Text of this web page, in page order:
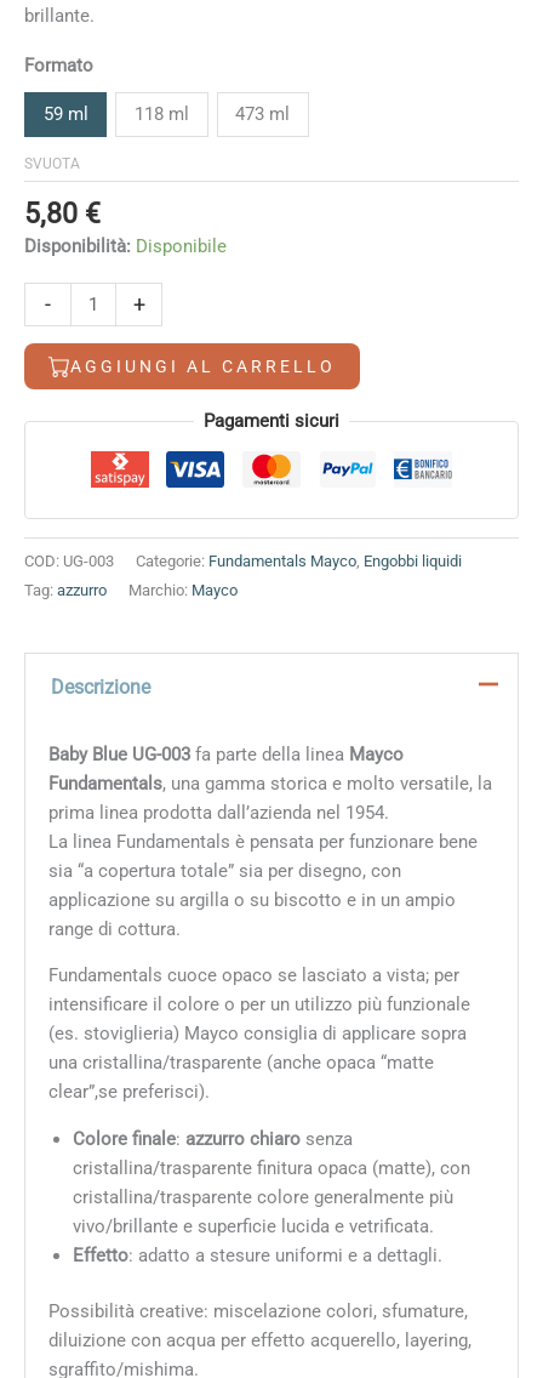
brillante.
Formato
59 ml 118 ml 473 ml
SVUOTA
5,80 €
Disponibilità: Disponibile
-
Blue
quantità
+
AGGIUNGI AL CARRELLO
Alternative: Pagamenti sicuri
COD: UG-003 Categorie: Fundamentals Mayco Engobbi liquidi
Tag: azzurro Marchio: Mayco
Descrizione
Baby Blue UG-003fa parte della linea Mayco
Fundamentals, una gamma storica e molto versatile, la
prima linea prodotta dall’azienda nel 1954.
La linea Fundamentals è pensata per funzionare bene
sia “a copertura totale” sia per disegno, con
applicazione su argilla o su biscotto e in un ampio
range di cottura.
Fundamentals cuoce opaco se lasciato a vista; per
intensificare il colore o per un utilizzo più funzionale
(es. stoviglieria) Mayco consiglia di applicare sopra
una cristallina/trasparente (anche opaca “matte
clear”,se preferisci).
Colore finale: azzurro chiaro senza
cristallina/trasparente finitura opaca (matte), con
cristallina/trasparente colore generalmente più
vivo/brillante e superficie lucida e vetrificata.
Effetto: adatto a stesure uniformi e a dettagli.
Possibilità creative: miscelazione colori, sfumature,
diluizione con acqua per effetto acquerello, layering,
sgraffito/mishima.